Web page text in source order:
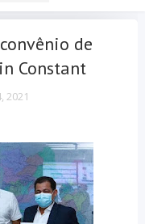
de
Constant
2021